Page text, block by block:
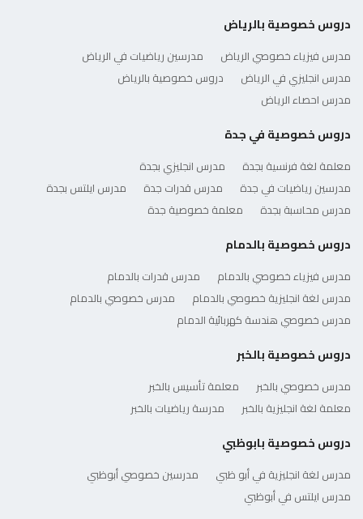
دروس خصوصية بالرياض
مدرس فيزياء خصوصي الرياض
مدرسين رياضيات في الرياض
مدرس انجليزي في الرياض
دروس خصوصية بالرياض
مدرس احصاء الرياض
دروس خصوصية في جدة
معلمة لغة فرنسية بجدة
مدرس انجليزي بجدة
مدرسين رياضيات في جدة
مدرس قدرات جدة
مدرس ايلتس بجدة
مدرس محاسبة بجدة
معلمة خصوصية جدة
دروس خصوصية بالدمام
مدرس فيزياء خصوصي بالدمام
مدرس قدرات بالدمام
مدرس لغة انجليزية خصوصي بالدمام
مدرس خصوصي بالدمام
مدرس خصوصي هندسة كهربائية الدمام
دروس خصوصية بالخبر
مدرس خصوصي بالخبر
معلمة تأسيس بالخبر
معلمة لغة انجليزية بالخبر
مدرسة رياضيات بالخبر
دروس خصوصية بابوظبي
مدرس لغة انجليزية في أبو ظبي
مدرسين خصوصي أبوظبي
مدرس ايلتس في أبوظبي